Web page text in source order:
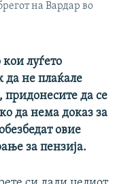
на Вардар во
луѓето
да не плаќале
да се
да нема доказ за
овие
за пензија.